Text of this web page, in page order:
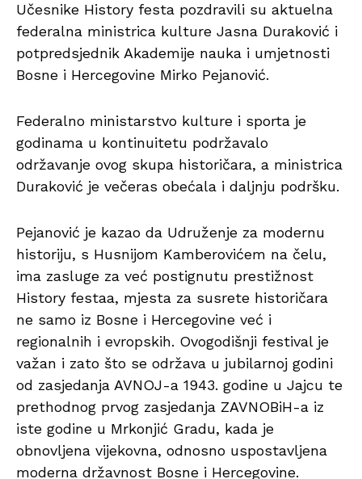
Učesnike History festa pozdravili su aktuelna
federalna ministrica kulture Jasna Duraković i
potpredsjednik Akademije nauka i umjetnosti
Bosne i Hercegovine Mirko Pejanović.
Federalno ministarstvo kulture i sporta je
godinama u kontinuitetu podržavalo
održavanje ovog skupa historičara, a ministrica
Duraković je večeras obećala i daljnju podršku.
Pejanović je kazao da Udruženje za modernu
historiju, s Husnijom Kamberovićem na čelu,
ima zasluge za već postignutu prestižnost
History festaa, mjesta za susrete historičara
ne samo iz Bosne i Hercegovine već i
regionalnih i evropskih. Ovogodišnji festival je
važan i zato što se održava u jubilarnoj godini
od zasjedanja AVNOJ-a 1943. godine u Jajcu te
prethodnog prvog zasjedanja ZAVNOBiH-a iz
iste godine u Mrkonjić Gradu, kada je
obnovljena vijekovna, odnosno uspostavljena
moderna državnost Bosne i Hercegovine.